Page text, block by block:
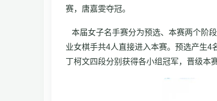
赛，唐嘉雯夺冠。
本届女子名手赛分为预选、本赛两个阶
业女棋手共4人直接进入本赛。预选产生4
丁柯文四段分别获得各小组冠军，晋级本赛